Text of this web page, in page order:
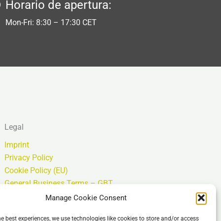
Manage Cookie Consent
best experiences, we use technologies like cookies to store and/or access
Horario de apertura:
Mon-Fri: 8:30 – 17:30 CET
Legal
Imprint
Privacy Policy
Cookie Policy (EU)
General Business Terms – GBT
Descargo de responsabilidad